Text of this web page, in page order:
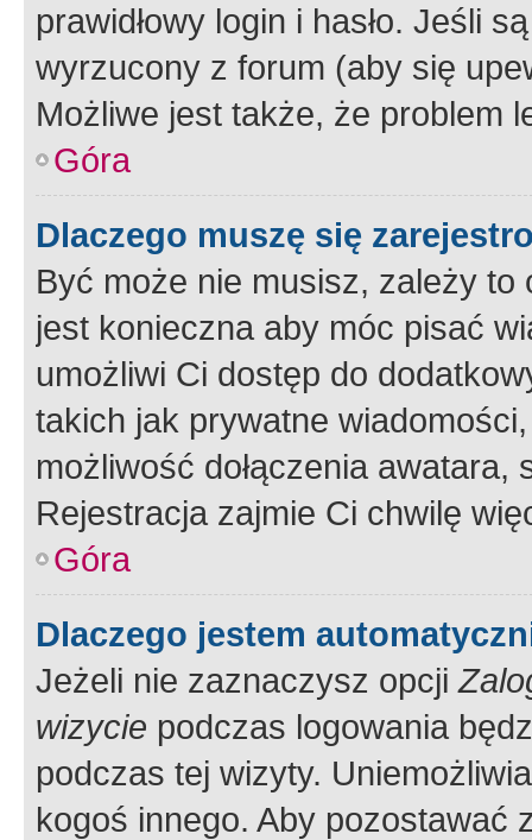
prawidłowy login i hasło. Jeśli
wyrzucony z forum (aby się
Możliwe jest także, że problem
Góra
Dlaczego muszę się
Być może nie musisz, zależy
jest konieczna aby móc pisać
umożliwi Ci dostęp do
takich jak prywatne
możliwość dołączenia
Rejestracja zajmie Ci chwilę
Góra
Dlaczego jestem
Jeżeli nie zaznaczysz opcji
wizycie podczas logowania
podczas tej wizyty.
kogoś innego. Aby pozostawać